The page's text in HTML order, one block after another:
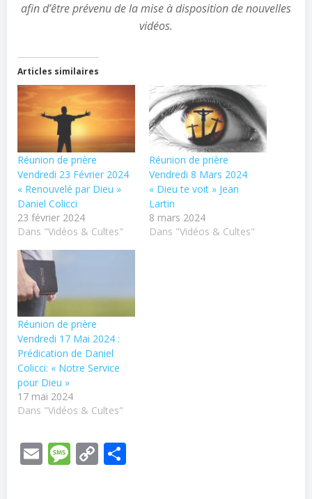
afin d’être prévenu de la mise à disposition de nouvelles
vidéos.
Articles similaires
Réunion de prière
Vendredi 23 Février 2024
« Renouvelé par Dieu »
Daniel Colicci
23 février 2024
Dans "Vidéos & Cultes"
Réunion de prière
Vendredi 8 Mars 2024
« Dieu te voit » Jean
Lartin
8 mars 2024
Dans "Vidéos & Cultes"
Réunion de prière
Vendredi 17 Mai 2024 :
Prédication de Daniel
Colicci: « Notre Service
pour Dieu »
17 mai 2024
Dans "Vidéos & Cultes"
EmailMessage
Copy
Link